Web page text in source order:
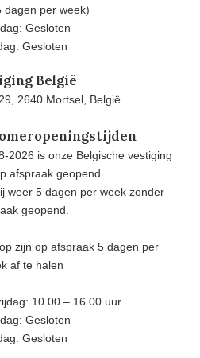
dagen per week)
Gesloten
Gesloten
België
2640 Mortsel, België
2026 is onze Belgische vestiging
afspraak geopend.
weer 5 dagen per week zonder
geopend.
zijn op afspraak 5 dagen per
af te halen
10.00 – 16.00 uur
Gesloten
Gesloten